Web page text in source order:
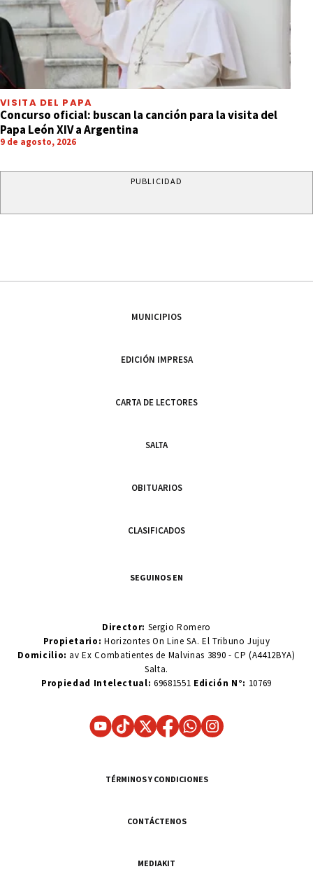
VISITA DEL PAPA
Concurso oficial: buscan la canción para la visita del
Papa León XIV a Argentina
9 de agosto, 2026
PUBLICIDAD
MUNICIPIOS
EDICIÓN IMPRESA
CARTA DE LECTORES
SALTA
OBITUARIOS
CLASIFICADOS
SEGUINOS EN
Director: Sergio Romero
Propietario:Horizontes On Line SA. El Tribuno Jujuy
Domicilio: av Ex Combatientes de Malvinas 3890 - CP (A4412BYA)
Salta.
Propiedad Intelectual: 69681551 Edición N°: 10769
TÉRMINOS Y CONDICIONES
CONTÁCTENOS
MEDIAKIT